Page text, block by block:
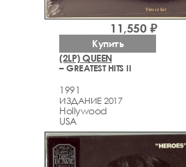
(2LP) QUEEN
– GREATEST HITS II
1991
ИЗДАНИЕ 2017
Hollywood
USA
11,550 ₽
Купить